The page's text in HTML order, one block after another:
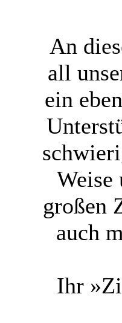
An
all
ein
Weise
großen
auch
Ihr